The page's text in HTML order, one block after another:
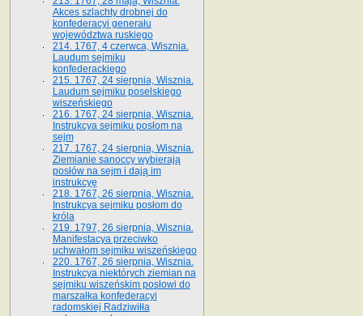
Akces szlachty drobnej do
konfederacyi generału
województwa ruskiego
214. 1767, 4 czerwca, Wisznia.
Laudum sejmiku
konfederackiego
215. 1767, 24 sierpnia, Wisznia.
Laudum sejmiku poselskiego
wiszeńskiego
216. 1767, 24 sierpnia, Wisznia.
Instrukcya sejmiku posłom na
sejm
217. 1767, 24 sierpnia, Wisznia.
Ziemianie sanoccy wybierają
posłów na sejm i dają im
instrukcyę
218. 1767, 26 sierpnia, Wisznia.
Instrukcya sejmiku posłom do
króla
219. 1797, 26 sierpnia, Wisznia.
Manifestacya przeciwko
uchwałom sejmiku wiszeńskiego
220. 1767, 26 sierpnia, Wisznia.
Instrukcya niektórych ziemian na
sejmiku wiszeńskim posłowi do
marszałka konfe­deracyi
radomskiej Radziwiłła